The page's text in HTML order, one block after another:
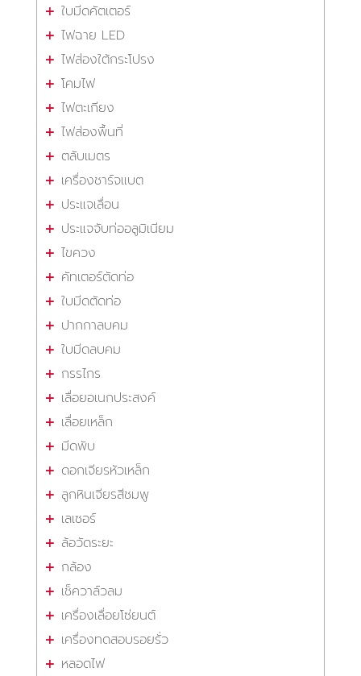
ใบมีดคัตเตอร์
ไฟฉาย LED
ไฟส่องใต้กระโปรง
โคมไฟ
ไฟตะเกียง
ไฟส่องพื้นที่
ตลับเมตร
เครื่องชาร์จแบต
ประแจเลื่อน
ประแจจับท่ออลูมิเนียม
ไขควง
คัทเตอร์ตัดท่อ
ใบมีดตัดท่อ
ปากกาลบคม
ใบมีดลบคม
กรรไกร
เลื่อยอเนกประสงค์
เลื่อยเหล็ก
มีดพับ
ดอกเจียรหัวเหล็ก
ลูกหินเจียรสีชมพู
เลเซอร์
ล้อวัดระยะ
กล้อง
เช็ควาล์วลม
เครื่องเลื่อยโซ่ยนต์
เครื่องทดสอบรอยรั่ว
หลอดไฟ